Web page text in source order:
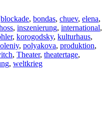
blockade, bondas, chuev, elena,
, inszenierung, international,
, korogodsky, kulturhaus,
, polyakova, produktion,
, Theater, theatertage,
, weltkrieg